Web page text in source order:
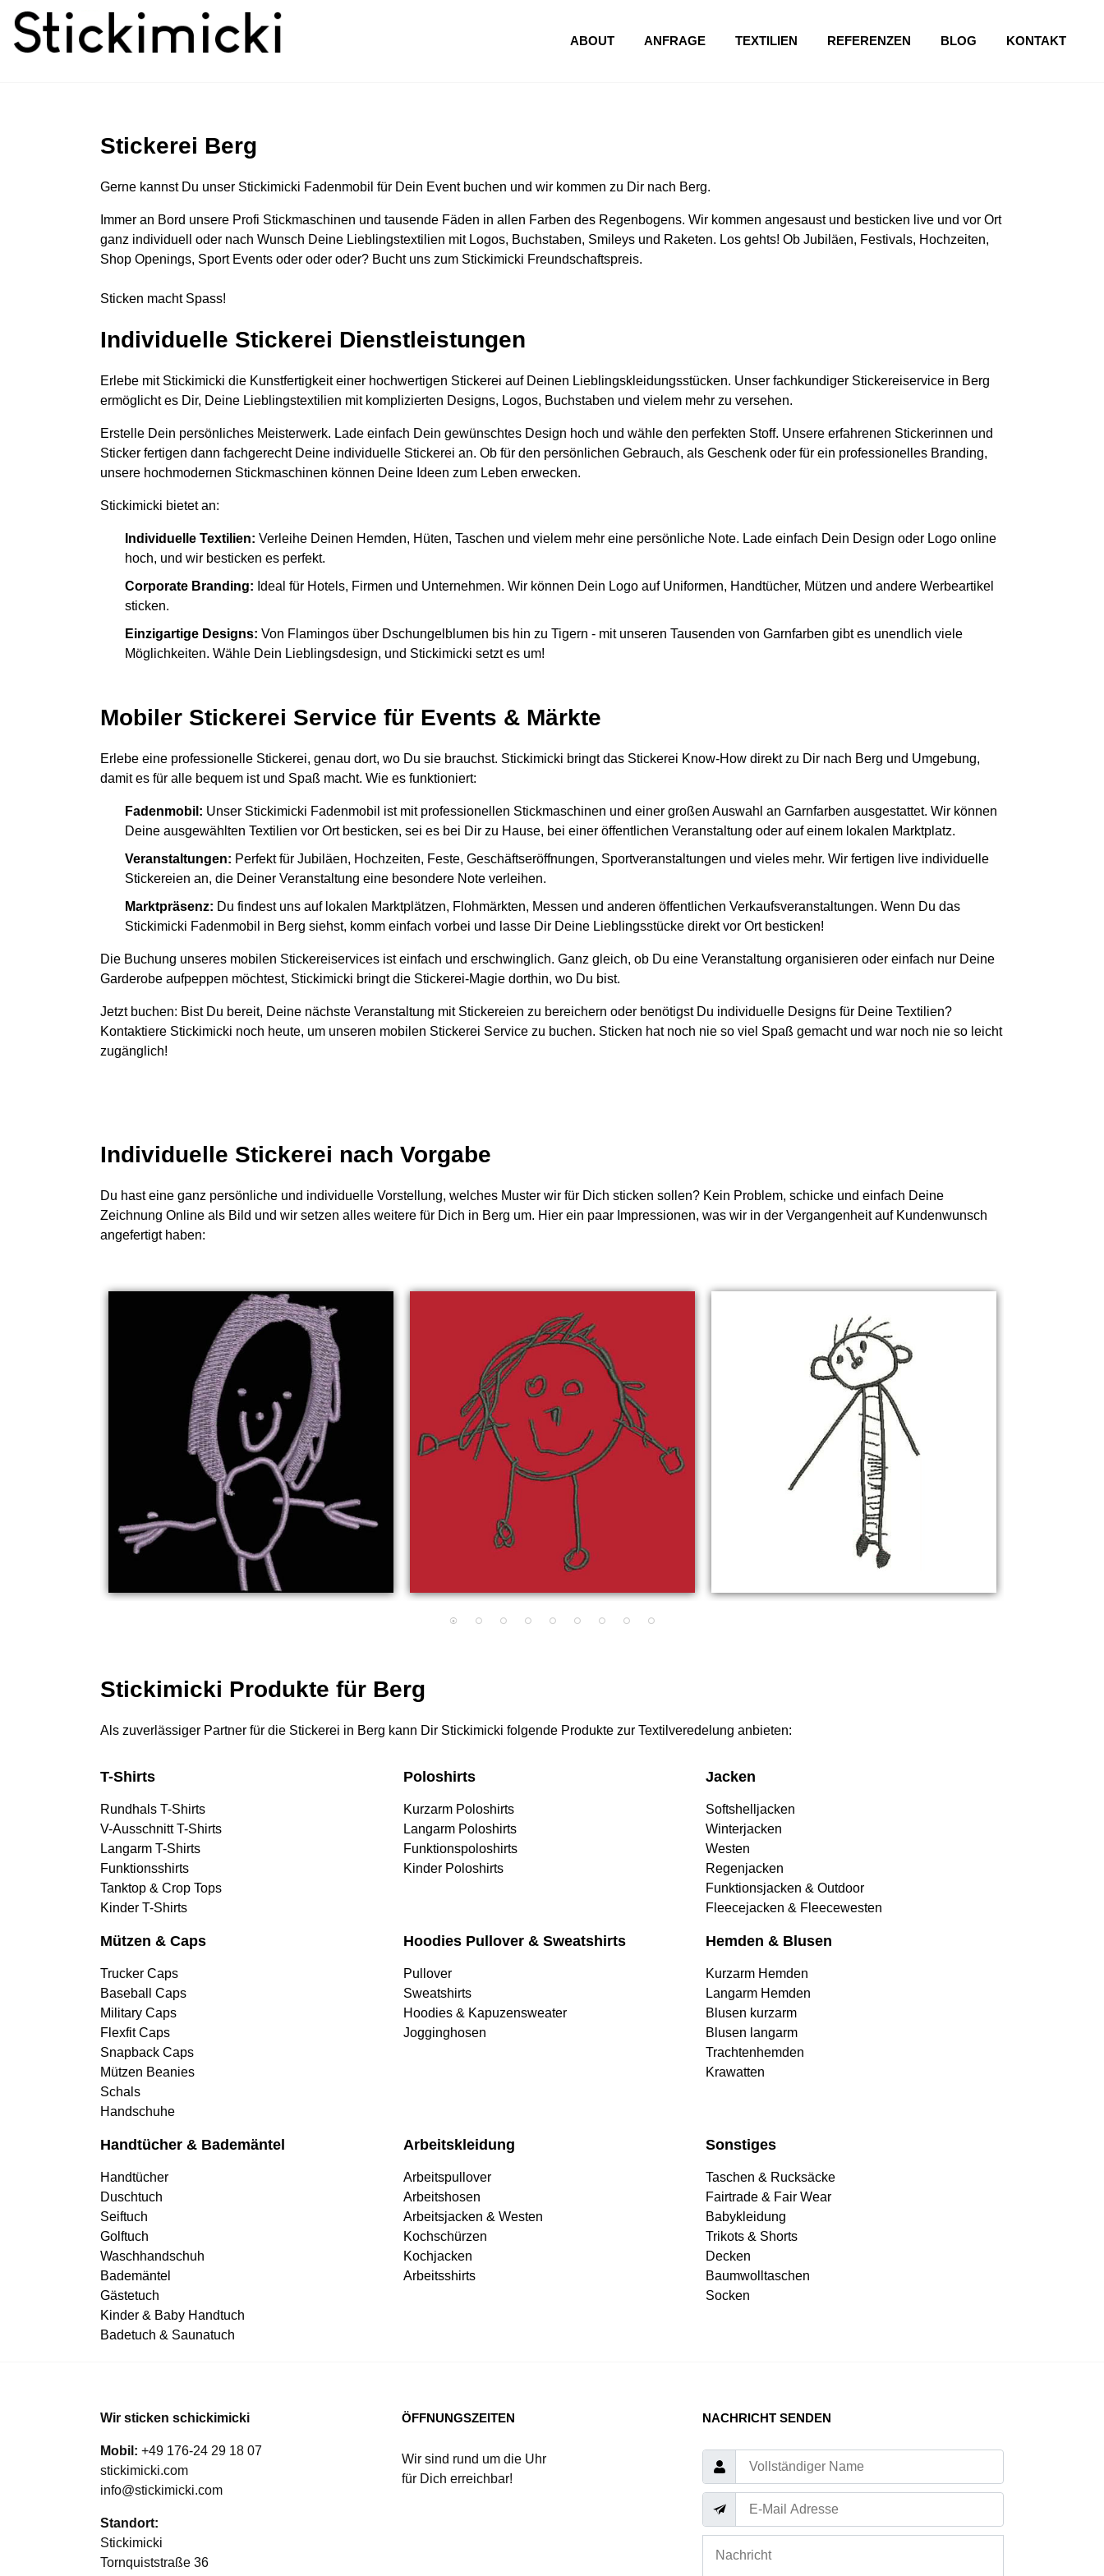
ABOUT ANFRAGE TEXTILIEN REFERENZEN BLOG KONTAKT
Stickerei Berg
Gerne kannst Du unser Stickimicki Fadenmobil für Dein Event buchen und wir kommen zu Dir nach Berg.
Immer an Bord unsere Profi Stickmaschinen und tausende Fäden in allen Farben des Regenbogens. Wir kommen angesaust und besticken live und vor Ort
ganz individuell oder nach Wunsch Deine Lieblingstextilien mit Logos, Buchstaben, Smileys und Raketen. Los gehts! Ob Jubiläen, Festivals, Hochzeiten,
Shop Openings, Sport Events oder oder oder? Bucht uns zum Stickimicki Freundschaftspreis.
Sticken macht Spass!
Individuelle Stickerei Dienstleistungen
Erlebe mit Stickimicki die Kunstfertigkeit einer hochwertigen Stickerei auf Deinen Lieblingskleidungsstücken. Unser fachkundiger Stickereiservice in Berg
ermöglicht es Dir, Deine Lieblingstextilien mit komplizierten Designs, Logos, Buchstaben und vielem mehr zu versehen.
Erstelle Dein persönliches Meisterwerk. Lade einfach Dein gewünschtes Design hoch und wähle den perfekten Stoff. Unsere erfahrenen Stickerinnen und
Sticker fertigen dann fachgerecht Deine individuelle Stickerei an. Ob für den persönlichen Gebrauch, als Geschenk oder für ein professionelles Branding,
unsere hochmodernen Stickmaschinen können Deine Ideen zum Leben erwecken.
Stickimicki bietet an:
Individuelle Textilien: Verleihe Deinen Hemden, Hüten, Taschen und vielem mehr eine persönliche Note. Lade einfach Dein Design oder Logo online
hoch, und wir besticken es perfekt.
Corporate Branding: Ideal für Hotels, Firmen und Unternehmen. Wir können Dein Logo auf Uniformen, Handtücher, Mützen und andere Werbeartikel
sticken.
Einzigartige Designs: Von Flamingos über Dschungelblumen bis hin zu Tigern - mit unseren Tausenden von Garnfarben gibt es unendlich viele
Möglichkeiten. Wähle Dein Lieblingsdesign, und Stickimicki setzt es um!
Mobiler Stickerei Service für Events & Märkte
Erlebe eine professionelle Stickerei, genau dort, wo Du sie brauchst. Stickimicki bringt das Stickerei Know-How direkt zu Dir nach Berg und Umgebung,
damit es für alle bequem ist und Spaß macht. Wie es funktioniert:
Fadenmobil: Unser Stickimicki Fadenmobil ist mit professionellen Stickmaschinen und einer großen Auswahl an Garnfarben ausgestattet. Wir können
Deine ausgewählten Textilien vor Ort besticken, sei es bei Dir zu Hause, bei einer öffentlichen Veranstaltung oder auf einem lokalen Marktplatz.
Veranstaltungen: Perfekt für Jubiläen, Hochzeiten, Feste, Geschäftseröffnungen, Sportveranstaltungen und vieles mehr. Wir fertigen live individuelle
Stickereien an, die Deiner Veranstaltung eine besondere Note verleihen.
Marktpräsenz: Du findest uns auf lokalen Marktplätzen, Flohmärkten, Messen und anderen öffentlichen Verkaufsveranstaltungen. Wenn Du das
Stickimicki Fadenmobil in Berg siehst, komm einfach vorbei und lasse Dir Deine Lieblingsstücke direkt vor Ort besticken!
Die Buchung unseres mobilen Stickereiservices ist einfach und erschwinglich. Ganz gleich, ob Du eine Veranstaltung organisieren oder einfach nur Deine
Garderobe aufpeppen möchtest, Stickimicki bringt die Stickerei-Magie dorthin, wo Du bist.
Jetzt buchen: Bist Du bereit, Deine nächste Veranstaltung mit Stickereien zu bereichern oder benötigst Du individuelle Designs für Deine Textilien?
Kontaktiere Stickimicki noch heute, um unseren mobilen Stickerei Service zu buchen. Sticken hat noch nie so viel Spaß gemacht und war noch nie so leicht
zugänglich!
Individuelle Stickerei nach Vorgabe
Du hast eine ganz persönliche und individuelle Vorstellung, welches Muster wir für Dich sticken sollen? Kein Problem, schicke und einfach Deine
Zeichnung Online als Bild und wir setzen alles weitere für Dich in Berg um. Hier ein paar Impressionen, was wir in der Vergangenheit auf Kundenwunsch
angefertigt haben:
Stickimicki Produkte für Berg
Als zuverlässiger Partner für die Stickerei in Berg kann Dir Stickimicki folgende Produkte zur Textilveredelung anbieten:
T-Shirts
Rundhals T-Shirts
V-Ausschnitt T-Shirts
Langarm T-Shirts
Funktionsshirts
Tanktop & Crop Tops
Kinder T-Shirts
Poloshirts
Kurzarm Poloshirts
Langarm Poloshirts
Funktionspoloshirts
Kinder Poloshirts
Jacken
Softshelljacken
Winterjacken
Westen
Regenjacken
Funktionsjacken & Outdoor
Fleecejacken & Fleecewesten
Mützen & Caps
Trucker Caps
Baseball Caps
Military Caps
Flexfit Caps
Snapback Caps
Mützen Beanies
Schals
Handschuhe
Hoodies Pullover & Sweatshirts
Pullover
Sweatshirts
Hoodies & Kapuzensweater
Jogginghosen
Hemden & Blusen
Kurzarm Hemden
Langarm Hemden
Blusen kurzarm
Blusen langarm
Trachtenhemden
Krawatten
Handtücher & Bademäntel
Handtücher
Duschtuch
Seiftuch
Golftuch
Waschhandschuh
Bademäntel
Gästetuch
Kinder & Baby Handtuch
Badetuch & Saunatuch
Arbeitskleidung
Arbeitspullover
Arbeitshosen
Arbeitsjacken & Westen
Kochschürzen
Kochjacken
Arbeitsshirts
Sonstiges
Taschen & Rucksäcke
Fairtrade & Fair Wear
Babykleidung
Trikots & Shorts
Decken
Baumwolltaschen
Socken
Wir sticken schickimicki
Mobil: +49 176-24 29 18 07
stickimicki.com
info@stickimicki.com
Standort:
Stickimicki
Tornquiststraße 36
ÖFFNUNGSZEITEN
Wir sind rund um die Uhr
für Dich erreichbar!
NACHRICHT SENDEN